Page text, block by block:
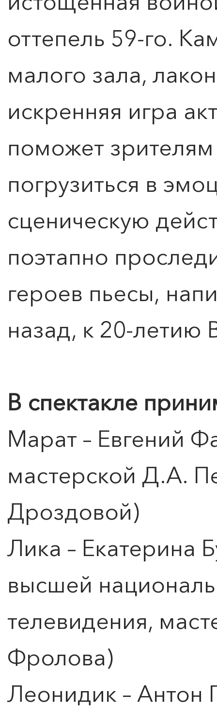
оттепель 59-го.
малого зала,
искренняя игра
поможет
погрузиться в
сценическую
поэтапно
героев пьесы,
назад, к 20-
В спектакле
Марат – Евгений
мастерской Д.А.
Дроздовой)
Лика – Екатерина
высшей
телевидения,
Фролова)
Леонидик – Антон